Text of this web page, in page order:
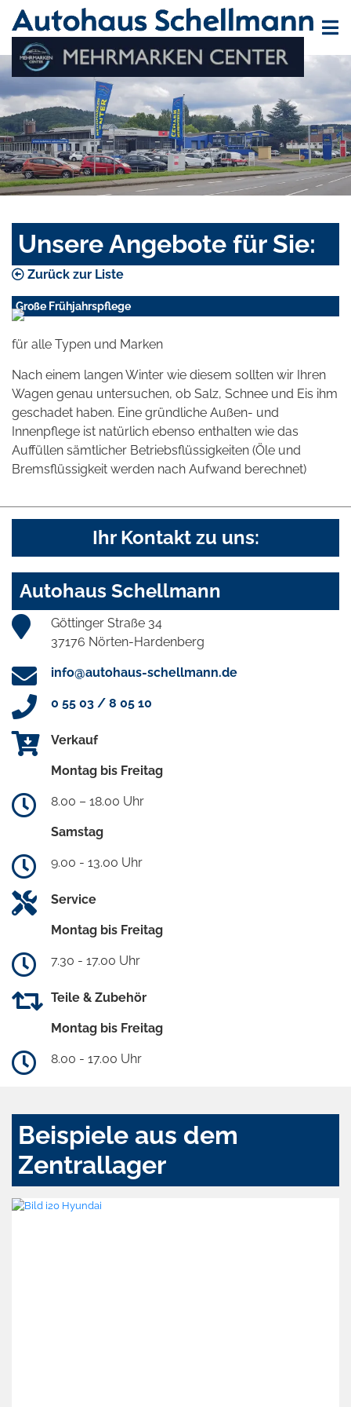
Unsere Angebote für Sie:
Zurück zur Liste
Große Frühjahrspflege
für alle Typen und Marken
Nach einem langen Winter wie diesem sollten wir Ihren
Wagen genau untersuchen, ob Salz, Schnee und Eis ihm
geschadet haben. Eine gründliche Außen- und
Innenpflege ist natürlich ebenso enthalten wie das
Auffüllen sämtlicher Betriebsflüssigkeiten (Öle und
Bremsflüssigkeit werden nach Aufwand berechnet)
Ihr Kontakt zu uns:
Autohaus Schellmann
Göttinger Straße 34
37176 Nörten-Hardenberg
info@autohaus-schellmann.de
0 55 03 / 8 05 10
Verkauf
Montag bis Freitag
8.00 – 18.00 Uhr
Samstag
9.00 - 13.00 Uhr
Service
Montag bis Freitag
7.30 - 17.00 Uhr
Teile & Zubehör
Montag bis Freitag
8.00 - 17.00 Uhr
Beispiele aus dem
Zentrallager